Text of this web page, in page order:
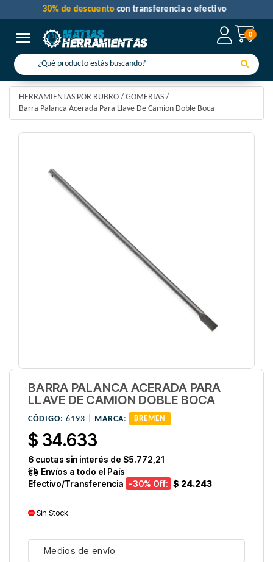
0
Toggle navigation
30% de descuentocon transferencia o efectivo
HERRAMIENTAS POR RUBRO / GOMERIAS /
Barra Palanca Acerada Para Llave De Camion Doble Boca
BARRA PALANCA ACERADA PARA
LLAVE DE CAMION DOBLE BOCA
CÓDIGO: 6193 | MARCA: BREMEN
$ 34.633
6 cuotas sin interés de $5.772,21
Envíos a todo el País
Efectivo/Transferencia -30% Off: $ 24.243
Sin Stock
Medios de envío